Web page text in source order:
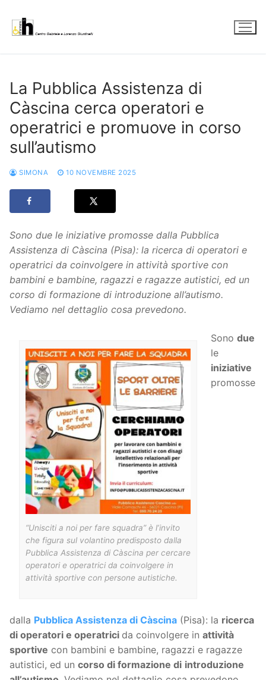
contenuto
La Pubblica Assistenza di
Càscina cerca operatori e
operatrici e promuove in corso
sull’autismo
SIMONA 10 NOVEMBRE 2025
Sono due le iniziative promosse dalla Pubblica
Assistenza di Càscina (Pisa): la ricerca di operatori e
operatrici da coinvolgere in attività sportive con
bambini e bambine, ragazzi e ragazze autistici, ed un
corso di formazione di introduzione all’autismo.
Vediamo nel dettaglio cosa prevedono.
“Unisciti a noi per fare squadra” è l’invito
che figura sul volantino predisposto dalla
Pubblica Assistenza di Càscina per cercare
operatori e operatrici da coinvolgere in
attività sportive con persone autistiche.
Sono due
le
iniziative
promosse
dalla Pubblica Assistenza di Càscina (Pisa): la ricerca
di operatori e operatrici da coinvolgere in attività
sportive con bambini e bambine, ragazzi e ragazze
autistici, ed un corso di formazione di introduzione